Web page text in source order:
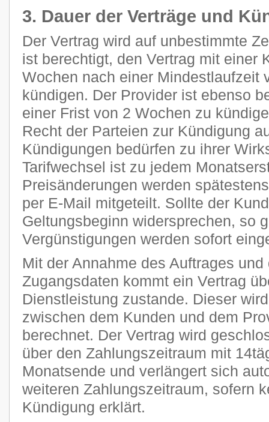
3. Dauer der Verträge und
Der Vertrag wird auf unbestimmte
ist berechtigt, den Vertrag mit einer
Wochen nach einer Mindestlaufzeit
kündigen. Der Provider ist ebenso
einer Frist von 2 Wochen zu
Recht der Parteien zur Kündigung
Kündigungen bedürfen zu ihrer
Tarifwechsel ist zu jedem
Preisänderungen werden
per E-Mail mitgeteilt. Sollte der
Geltungsbeginn widersprechen, so
Vergünstigungen werden sofort
Mit der Annahme des Auftrages und
Zugangsdaten kommt ein Vertrag
Dienstleistung zustande. Dieser
zwischen dem Kunden und dem
berechnet. Der Vertrag wird
über den Zahlungszeitraum mit
Monatsende und verlängert sich
weiteren Zahlungszeitraum, sofern
Kündigung erklärt.